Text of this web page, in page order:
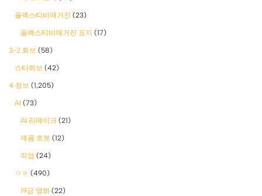
플렉스티비매거진 (23)
플렉스티비매거진 표지 (17)
3-2 화보 (58)
스타화보 (42)
4 정보 (1,205)
AI (73)
AI 리메이크 (21)
제품 로봇 (12)
직업 (24)
ㅇㅎ (490)
19금 영화 (22)